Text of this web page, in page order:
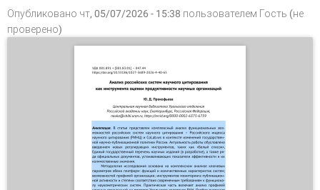
Опубликовано чт, 05/07/2026 - 15:38 пользователем Гость (не
проверено)